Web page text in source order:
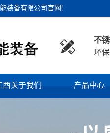
装备有限公司官网！

不
环
西关于我们 产品中心